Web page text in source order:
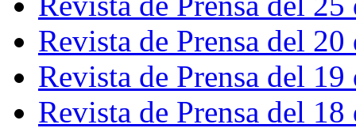
Revista de Prensa del
Revista de Prensa del
Revista de Prensa del